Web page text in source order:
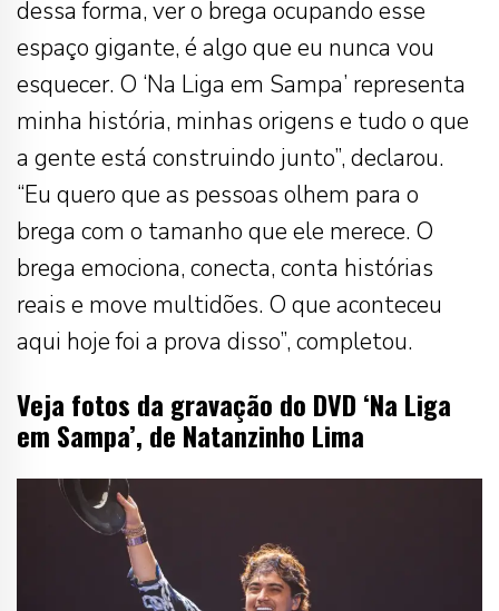
dessa forma, ver o brega ocupando esse
espaço gigante, é algo que eu nunca vou
esquecer. O ‘Na Liga em Sampa’ representa
minha história, minhas origens e tudo o que
a gente está construindo junto”, declarou.
“Eu quero que as pessoas olhem para o
brega com o tamanho que ele merece. O
brega emociona, conecta, conta histórias
reais e move multidões. O que aconteceu
aqui hoje foi a prova disso”, completou.
Veja fotos da gravação do DVD ‘Na Liga
em Sampa’, de Natanzinho Lima